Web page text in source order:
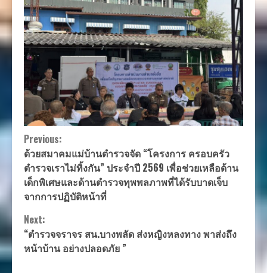
Continue
Reading
Previous:
ด้วยสมาคมแม่บ้านตำรวจจัด “โครงการ ครอบครัว
ตำรวจเราไม่ทิ้งกัน” ประจำปี 2569 เพื่อช่วยเหลือด้าน
เด็กพิเศษและด้านตำรวจทุพพลภาพที่ได้รับบาดเจ็บ
จากการปฏิบัติหน้าที่
Next:
“ตำรวจจราจร สน.บางพลัด ส่งหญิงหลงทาง พาส่งถึง
หน้าบ้าน อย่างปลอดภัย ”